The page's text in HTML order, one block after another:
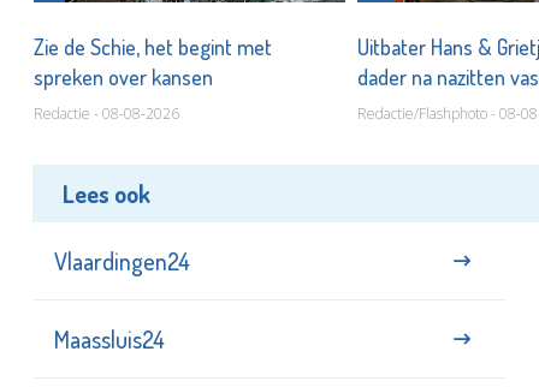
Zie de Schie, het begint met
spreken over kansen
Redactie - 08-08-2026
Uitbater Hans &
dader na nazitten
Redactie/Flashphoto - 08-
Lees ook
Vlaardingen24
Maassluis24